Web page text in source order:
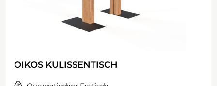
OIKOS KULISSENTISCH